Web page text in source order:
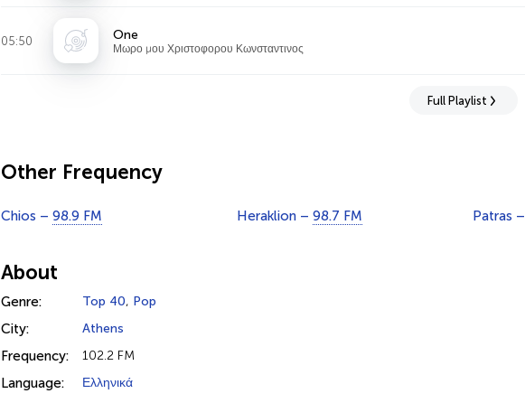
05:50 One
Μωρο μου Χριστοφορου Κωνσταντινος
Full Playlist
Other Frequency
Chios – 98.9 FM Heraklion – 98.7 FM Patras –
About
Genre: Top 40, Pop
City: Athens
Frequency: 102.2 FM
Language: Ελληνικά